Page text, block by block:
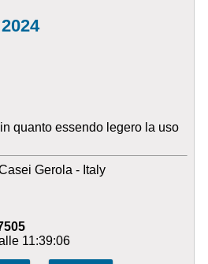
quanto essendo legero la uso
Gerola - Italy
11:39:06